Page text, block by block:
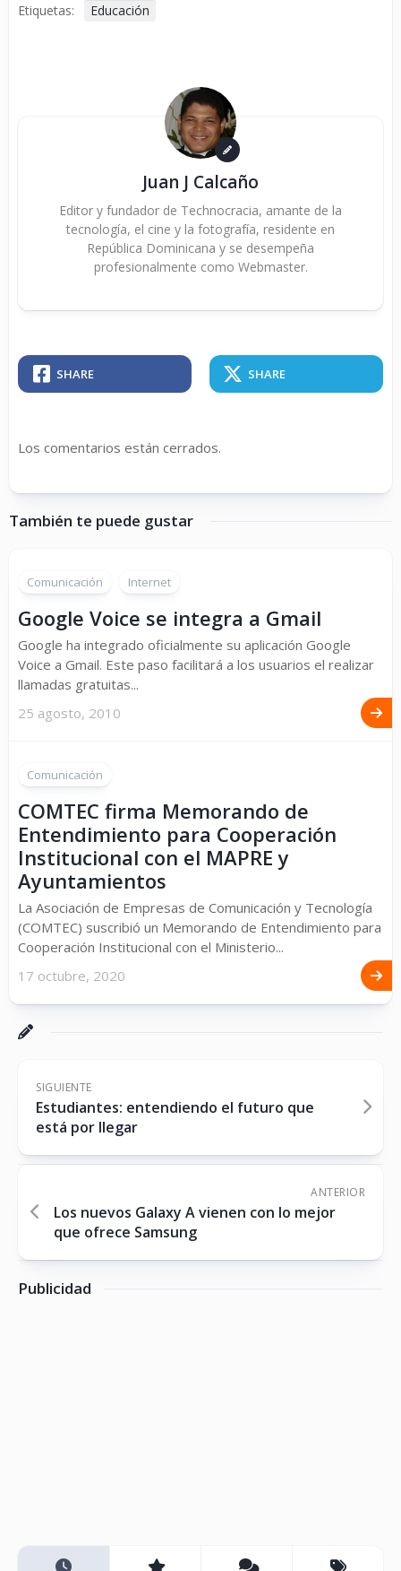
Etiquetas: Educación
Juan J Calcaño
Editor y fundador de Technocracia, amante de la
tecnología, el cine y la fotografía, residente en
República Dominicana y se desempeña
profesionalmente como Webmaster.
SHARE SHARE
Los comentarios están cerrados.
También te puede gustar
Comunicación Internet
Google Voice se integra a Gmail
Google ha integrado oficialmente su aplicación Google
Voice a Gmail. Este paso facilitará a los usuarios el realizar
llamadas gratuitas...
25 agosto, 2010
Comunicación
COMTEC firma Memorando de
Entendimiento para Cooperación
Institucional con el MAPRE y
Ayuntamientos
La Asociación de Empresas de Comunicación y Tecnología
(COMTEC) suscribió un Memorando de Entendimiento para
Cooperación Institucional con el Ministerio...
17 octubre, 2020
SIGUIENTE
Estudiantes: entendiendo el futuro que
está por llegar
ANTERIOR
Los nuevos Galaxy A vienen con lo mejor
que ofrece Samsung
Publicidad